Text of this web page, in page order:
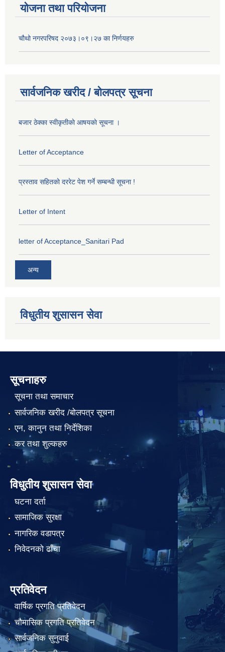
योजना तथा परियोजना
चौथो नगरपरिषद २०७३।०९।२७ का निर्णयहरु
सार्वजनिक खरीद / बोलपत्र सूचना
बजार ठेक्का स्वीकृतीकाे आषयकाे सूचना ।
Letter of Acceptance
प्रस्ताव सहितकाे दररेट पेश गर्ने सम्बन्धी सूचना !
Letter of Intent
letter of Acceptance_Sanitari Pad
अन्य
विधुतीय शुसासन सेवा
सूचनाहरु
सूचना तथा समाचार
सार्वजनिक खरीद /बोलपत्र सूचना
एन, कानुन तथा निर्देशिका
कर तथा शुल्कहरु
विधुतीय शुसासन सेवा
घटना दर्ता
सामाजिक सुरक्षा
नागरिक वडापत्र
निवेदनको ढाँचा
प्रतिवेदन
वार्षिक प्रगति प्रतिवेदन
चौमासिक प्रगति प्रतिवेदन
सार्वजनिक सुनुवाई